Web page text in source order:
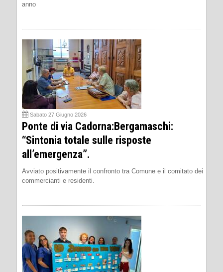
anno
Sabato 27 Giugno 2026
Ponte di via Cadorna:Bergamaschi:
“Sintonia totale sulle risposte
all’emergenza”.
Avviato positivamente il confronto tra Comune e il comitato dei
commercianti e residenti.